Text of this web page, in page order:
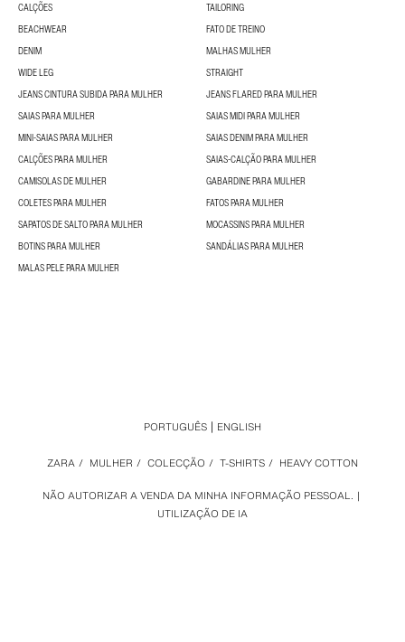
CALÇÕES
TAILORING
BEACHWEAR
FATO DE TREINO
DENIM
MALHAS MULHER
WIDE LEG
STRAIGHT
JEANS CINTURA SUBIDA PARA MULHER
JEANS FLARED PARA MULHER
SAIAS PARA MULHER
SAIAS MIDI PARA MULHER
MINI-SAIAS PARA MULHER
SAIAS DENIM PARA MULHER
CALÇÕES PARA MULHER
SAIAS-CALÇÃO PARA MULHER
CAMISOLAS DE MULHER
GABARDINE PARA MULHER
COLETES PARA MULHER
FATOS PARA MULHER
SAPATOS DE SALTO PARA MULHER
MOCASSINS PARA MULHER
BOTINS PARA MULHER
SANDÁLIAS PARA MULHER
MALAS PELE PARA MULHER
NÃO AUTORIZAR A VENDA DA MINHA INFORMAÇÃO PESSOAL.
UTILIZAÇÃO DE IA
ZARA / MULHER / COLECÇÃO / T-SHIRTS / HEAVY COTTON
PORTUGUÊS ENGLISH